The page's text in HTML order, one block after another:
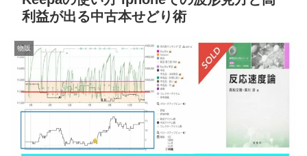
利益が出る中古本せどり術
物販